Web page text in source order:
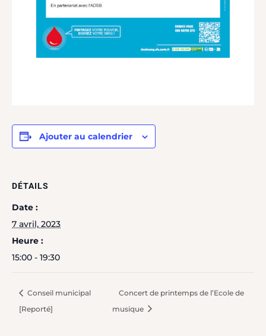
Ajouter au calendrier
DÉTAILS
Date :
7 avril, 2023
Heure :
15:00 - 19:30
Conseil municipal
[Reporté]
Concert de printemps de l’Ecole de
musique